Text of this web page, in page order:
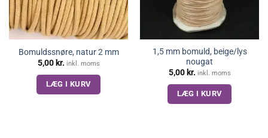
Bomuldssnøre, natur 2 mm
5,00 kr. inkl. moms
LÆG I KURV
1,5 mm bomuld, beige/lys
nougat
5,00 kr. inkl. moms
LÆG I KURV